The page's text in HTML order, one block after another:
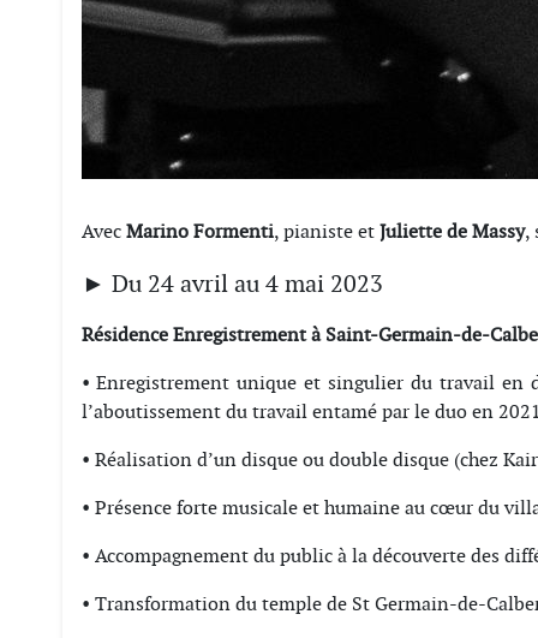
AvecMarino Formenti, pianiste etJuliette de Massy,
► Du 24 avril au 4 mai 2023
Résidence Enregistrement à Saint-Germain-de-
• Enregistrement unique et singulier du travail en
l’aboutissement du travail entamé par le duo en
• Réalisation d’un disque ou double disque (chez
• Présence forte musicale et humaine au cœur du
• Accompagnement du public à la découverte des
• Transformation du temple de St Germain-de-